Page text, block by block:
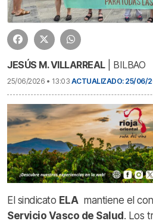
JESÚS M. VILLARREAL| BILBAO
25/06/2026 • 13:03 ACTUALIZADO: 25/06/
El sindicato ELA mantiene el
Servicio Vasco de Salud. Los